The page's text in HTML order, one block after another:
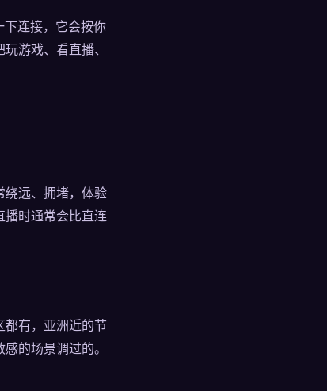
连接，它会按你
游戏、看直播、
绕远、拥堵，体验
播时通常会比直连
都有，亚洲近的节
的场景调过的。